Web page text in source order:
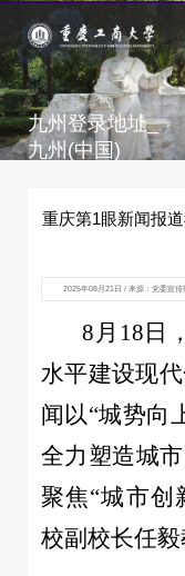
九州登录地址_
九州(中国)
重庆第1眼新闻报
2025年08月21日 / 来源：党委宣传
8月18日
水平建设现
闻以“城势向
全力塑造城
聚焦“城市创
校副校长任毅